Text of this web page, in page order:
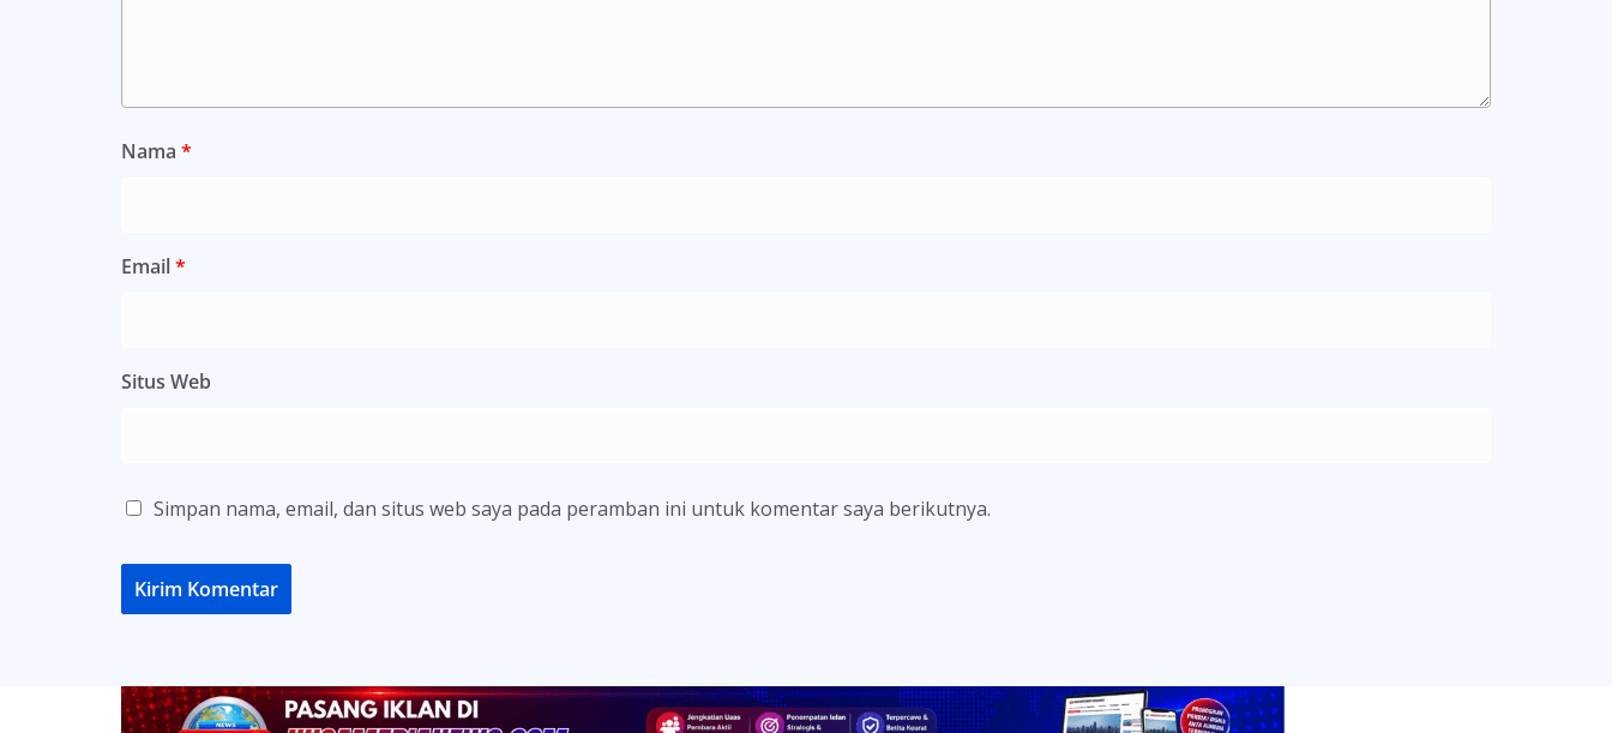
Nama *
Email*
Situs Web
Simpan nama, email, dan situs web saya pada peramban ini untuk komentar saya berikutnya.